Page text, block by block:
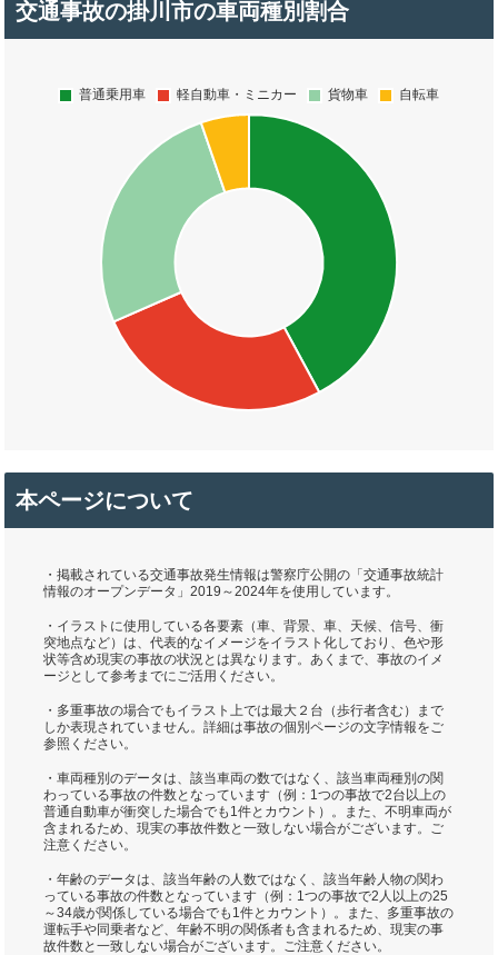
交通事故の掛川市の車両種別割合
本ページについて
・掲載されている交通事故発生情報は警察庁公開の「交通事故統計
情報のオープンデータ」2019～2024年を使用しています。
・イラストに使用している各要素（車、背景、車、天候、信号、衝
突地点など）は、代表的なイメージをイラスト化しており、色や形
状等含め現実の事故の状況とは異なります。あくまで、事故のイメ
ージとして参考までにご活用ください。
・多重事故の場合でもイラスト上では最大２台（歩行者含む）まで
しか表現されていません。詳細は事故の個別ページの文字情報をご
参照ください。
・車両種別のデータは、該当車両の数ではなく、該当車両種別の関
わっている事故の件数となっています（例：1つの事故で2台以上の
普通自動車が衝突した場合でも1件とカウント）。また、不明車両が
含まれるため、現実の事故件数と一致しない場合がございます。ご
注意ください。
・年齢のデータは、該当年齢の人数ではなく、該当年齢人物の関わ
っている事故の件数となっています（例：1つの事故で2人以上の25
～34歳が関係している場合でも1件とカウント）。また、多重事故の
運転手や同乗者など、年齢不明の関係者も含まれるため、現実の事
故件数と一致しない場合がございます。ご注意ください。